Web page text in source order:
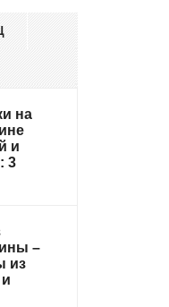
на
и
3
–
из